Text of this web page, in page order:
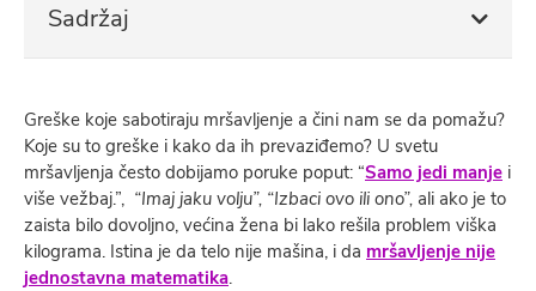
Sadržaj
Greške koje sabotiraju mršavljenje a čini nam se da pomažu?
Koje su to greške i kako da ih prevaziđemo? U svetu
mršavljenja često dobijamo poruke poput: “Samo jedi manje i
više vežbaj.”, “Imaj jaku volju”, “Izbaci ovo ili ono”, ali ako je to
zaista bilo dovoljno, većina žena bi lako rešila problem viška
kilograma. Istina je da telo nije mašina, i da mršavljenje nije
jednostavna matematika.